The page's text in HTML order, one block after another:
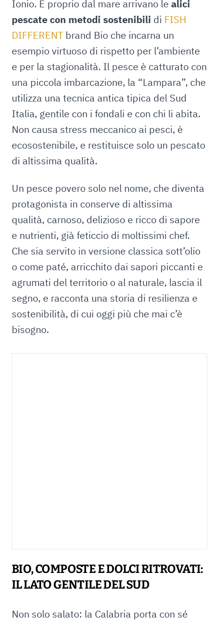
Ionio. E proprio dal mare arrivano le alici
pescate con metodi sostenibili di FISH
DIFFERENT brand Bio che incarna un
esempio virtuoso di rispetto per l’ambiente
e per la stagionalità. Il pesce è catturato con
una piccola imbarcazione, la “Lampara”, che
utilizza una tecnica antica tipica del Sud
Italia, gentile con i fondali e con chi li abita.
Non causa stress meccanico ai pesci, è
ecosostenibile, e restituisce solo un pescato
di altissima qualità.
Un pesce povero solo nel nome, che diventa
protagonista in conserve di altissima
qualità, carnoso, delizioso e ricco di sapore
e nutrienti, già feticcio di moltissimi chef.
Che sia servito in versione classica sott’olio
o come paté, arricchito dai sapori piccanti e
agrumati del territorio o al naturale, lascia il
segno, e racconta una storia di resilienza e
sostenibilità, di cui oggi più che mai c’è
bisogno.
BIO, COMPOSTE E DOLCI RITROVATI:
IL LATO GENTILE DEL SUD
Non solo salato: la Calabria porta con sé